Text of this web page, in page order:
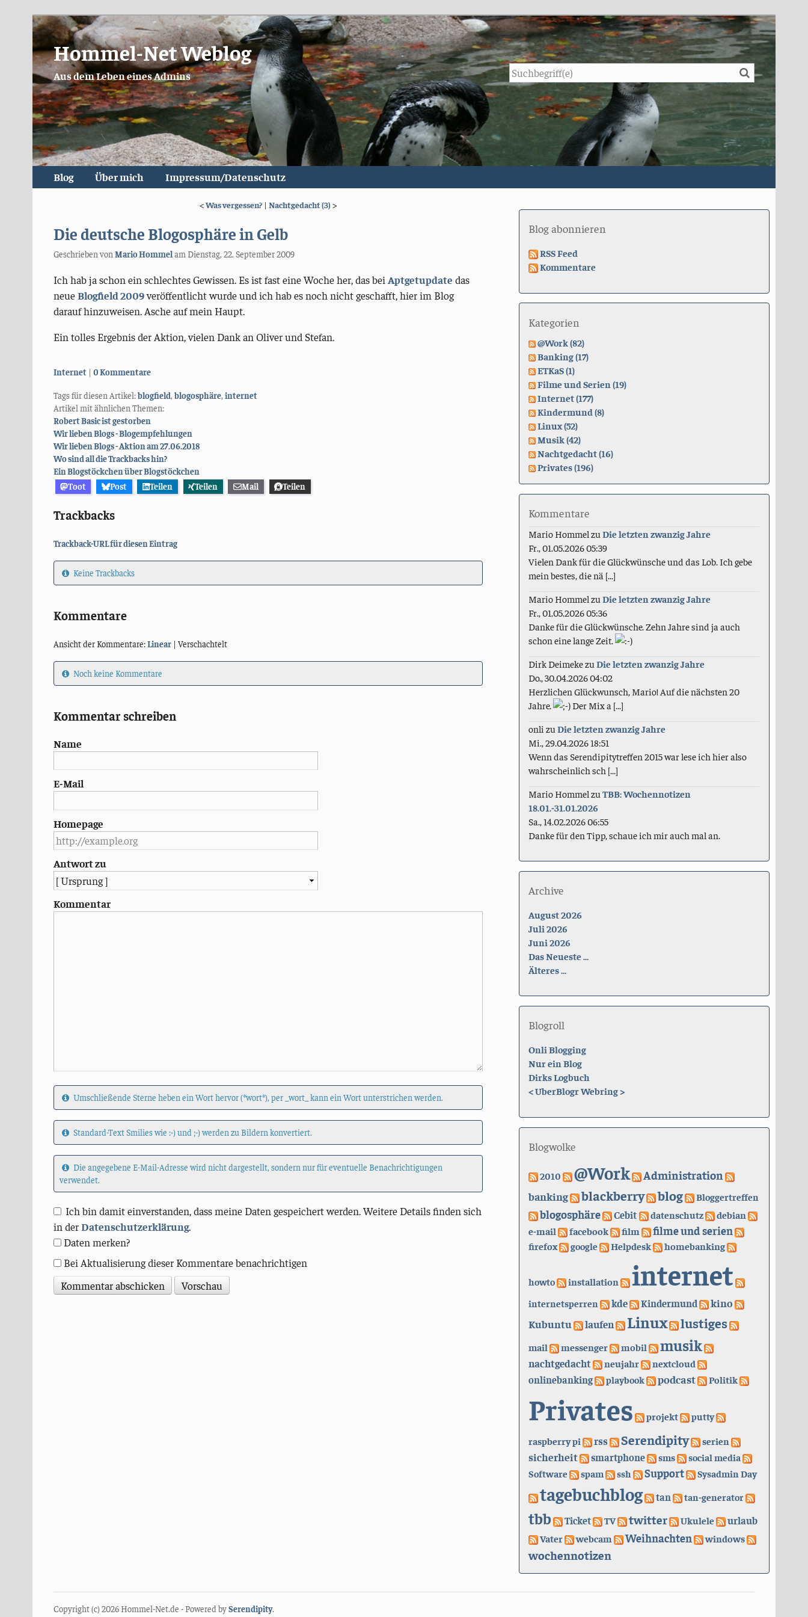
Hommel-Net Weblog
Aus dem Leben eines Admins Suche
Blog Über mich Impressum/Datenschutz
<Was vergessen? | Nachtgedacht (3) >
Die deutsche Blogosphäre in Gelb
Geschrieben von Mario Hommelam Dienstag, 22. September 2009
Ich hab ja schon ein schlechtes Gewissen. Es ist fast eine Woche her, das bei Aptgetupdate das
neueBlogfield 2009veröffentlicht wurde und ich hab es noch nicht geschafft, hier im Blog
darauf hinzuweisen. Asche auf mein Haupt.
Ein tolles Ergebnis der Aktion, vielen Dank an Oliver und Stefan.
Kategorien:
Internet 0 Kommentare
Tags für diesen Artikel:blogfield,blogosphäre, internet
Artikel mit ähnlichen Themen:
Robert Basic ist gestorben
Wir lieben Blogs - Blogempfehlungen
Wir lieben Blogs - Aktion am 27.06.2018
Wo sind all die Trackbacks hin?
Ein Blogstöckchen über Blogstöckchen
Toot
Post Teilen Teilen Mail Teilen
Trackbacks
Trackback-URL für diesen Eintrag
Keine Trackbacks
Kommentare
Ansicht der Kommentare:Linear| Verschachtelt
Noch keine Kommentare
Kommentar schreiben
Name
E-Mail
Homepage
Antwort zu
Kommentar
Umschließende Sterne heben ein Wort hervor (*wort*), per _wort_ kann ein Wort unterstrichen werden.
Standard-Text Smilies wie :-) und ;-) werden zu Bildern konvertiert.
Die angegebene E-Mail-Adresse wird nicht dargestellt, sondern nur für eventuelle Benachrichtigungen
verwendet.
Ich bin damit einverstanden, dass meine Daten gespeichert werden. Weitere Details finden sich
in derDatenschutzerklärung.
Daten merken?
Bei Aktualisierung dieser Kommentare benachrichtigen
Blog abonnieren
RSS Feed
Kommentare
Kategorien
@Work (82)
Banking (17)
ETKaS (1)
Filme und Serien (19)
Internet (177)
Kindermund (8)
Linux (52)
Musik (42)
Nachtgedacht (16)
Privates (196)
Kommentare
Mario Hommel zuDie letzten zwanzig Jahre
Fr., 01.05.2026 05:39
Vielen Dank für die Glückwünsche und das Lob. Ich gebe
mein bestes, die nä [...]
Mario Hommel zuDie letzten zwanzig Jahre
Fr., 01.05.2026 05:36
Danke für die Glückwünsche. Zehn Jahre sind ja auch
schon eine lange Zeit.
Dirk DeimekezuDie letzten zwanzig Jahre
Do., 30.04.2026 04:02
Herzlichen Glückwunsch, Mario! Auf die nächsten 20
Jahre.
Der Mix a [...]
onli zuDie letzten zwanzig Jahre
Mi., 29.04.2026 18:51
Wenn das Serendipitytreffen 2015 war lese ich hier also
wahrscheinlich sch [...]
Mario Hommel zuTBB: Wochennotizen
18.01.-31.01.2026
Sa., 14.02.2026 06:55
Danke für den Tipp, schaue ich mir auch mal an.
Archive
August 2026
Juli 2026
Juni 2026
Das Neueste ...
Älteres ...
Blogroll
Onli Blogging
Nur ein Blog
Dirks Logbuch
<UberBlogr Webring>
Blogwolke
2010 @Work Administration
banking blackberry blog Bloggertreffen
blogosphäre Cebit datenschutz
debian
e-mail
facebook film filme und serien
firefox google Helpdesk homebanking
howto installation internet
internetsperren kde Kindermund
kino
Kubuntu
laufen Linux lustiges
mail messenger mobil musik
nachtgedacht neujahr nextcloud
onlinebanking playbook podcast Politik
Privates projekt putty
raspberry pi rss Serendipity serien
sicherheit smartphone sms
social media
Software
spam ssh Support Sysadmin Day
tagebuchblog tan tan-generator
tbb Ticket TV twitter Ukulele urlaub
Vater webcam Weihnachten windows
wochennotizen
Copyright (c) 2026 Hommel-Net.de - Powered bySerendipity.